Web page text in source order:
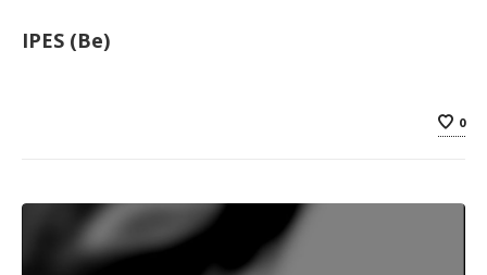
IPES (Be)
0